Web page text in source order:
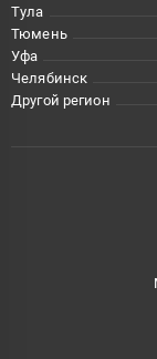
Тула
Тюмень
Уфа
Челябинск
Другой регион